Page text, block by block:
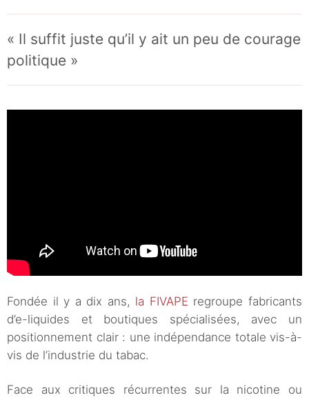
« Il suffit juste qu’il y ait un peu de courage
politique »
Fondée il y a dix ans, la FIVAPE regroupe fabricants
d’e-liquides et boutiques spécialisées, avec un
positionnement clair : une indépendance totale vis-à-
vis de l’industrie du tabac.
Face aux critiques récurrentes sur la nicotine ou